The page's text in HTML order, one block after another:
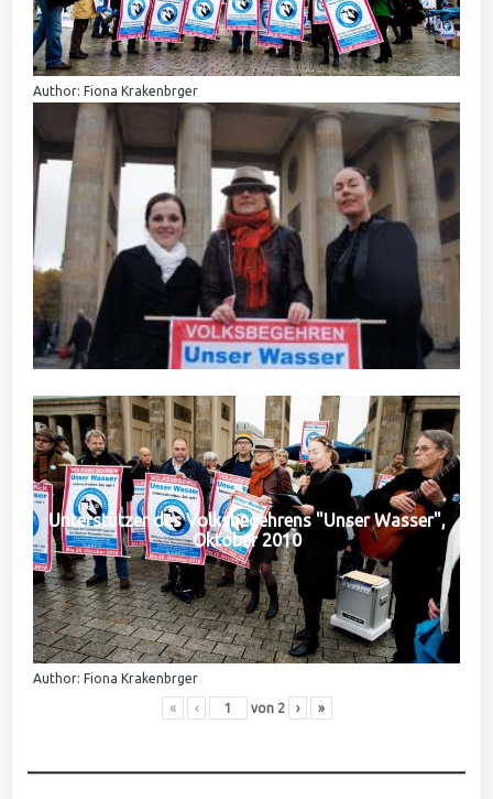
Author: Fiona Krakenbrger
Unterstützer des Volksbegehrens "Unser Wasser",
Oktober 2010
Author: Fiona Krakenbrger
« ‹ von 2 › »